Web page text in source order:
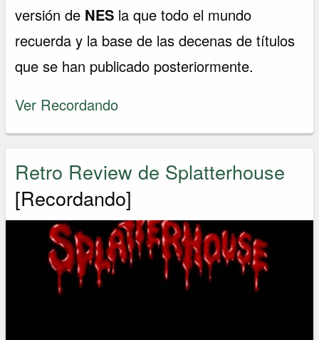
versión de NES la que todo el mundo
recuerda y la base de las decenas de títulos
que se han publicado posteriormente.
Ver Recordando
Retro Review de Splatterhouse
[Recordando]